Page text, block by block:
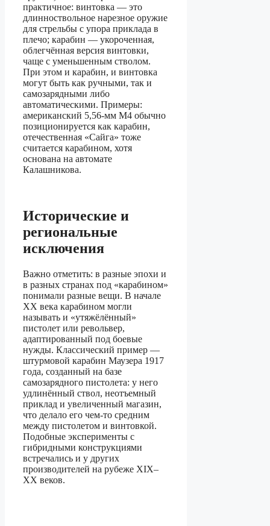
практичное: винтовка — это
длинноствольное нарезное оружие
для стрельбы с упора приклада в
плечо; карабин — укороченная,
облегчённая версия винтовки,
чаще с уменьшенным стволом.
При этом и карабин, и винтовка
могут быть как ручными, так и
самозарядными либо
автоматическими. Примеры:
американский 5,56-мм М4 обычно
позиционируется как карабин,
отечественная «Сайга» тоже
считается карабином, хотя
основана на автомате
Калашникова.
Исторические и
региональные
исключения
Важно отметить: в разные эпохи и
в разных странах под «карабином»
понимали разные вещи. В начале
XX века карабином могли
называть и «утяжёлённый»
пистолет или револьвер,
адаптированный под боевые
нужды. Классический пример —
штурмовой карабин Маузера 1917
года, созданный на базе
самозарядного пистолета: у него
удлинённый ствол, неотъемный
приклад и увеличенный магазин,
что делало его чем-то средним
между пистолетом и винтовкой.
Подобные эксперименты с
гибридными конструкциями
встречались и у других
производителей на рубеже XIX–
XX веков.